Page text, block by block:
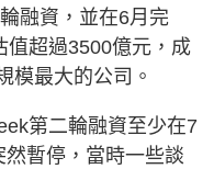
融資，並在6月完
值超過3500億元，成
模最大的公司。
第二輪融資至少在7
暫停，當時一些談